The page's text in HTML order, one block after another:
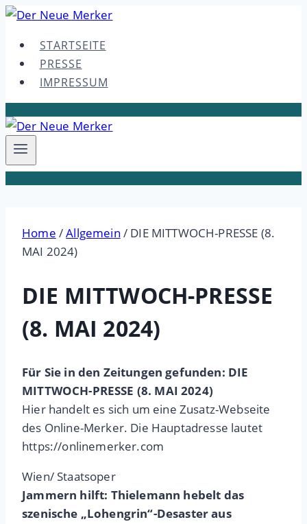
Skip
contentSTARTSEITE
PRESSE
IMPRESSUM
Home /Allgemein / DIE MITTWOCH-PRESSE (8.
MAI 2024)
DIE MITTWOCH-PRESSE
(8. MAI 2024)
Für Sie in den Zeitungen gefunden: DIE
MITTWOCH-PRESSE (8. MAI 2024)
Hier handelt es sich um eine Zusatz-Webseite
des Online-Merker. Die Hauptadresse lautet
https://onlinemerker.com
Wien/ Staatsoper
Jammern hilft: Thielemann hebelt das
szenische „Lohengrin“-Desaster aus